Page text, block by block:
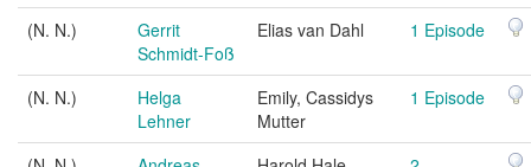
(N. N.)
Gerrit
Schmidt-Foß
Elias van Dahl 1 Episode
(N. N.)
Helga
Lehner
Emily, Cassidys
Mutter
1 Episode